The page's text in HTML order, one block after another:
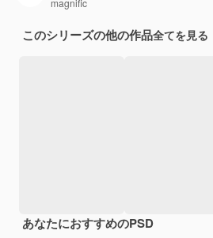
このシリーズの他の作品全てを見る
あなたにおすすめのPSD